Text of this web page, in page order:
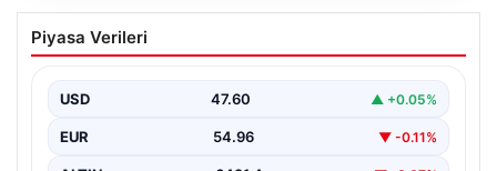
Merkez Bankası faiz kararı ne zaman?
Ekonomistlerin nisan ayı faiz beklentisi
Piyasa Verileri
USD 47.60 ▲ +0.05%
EUR 54.96 ▼ -0.11%